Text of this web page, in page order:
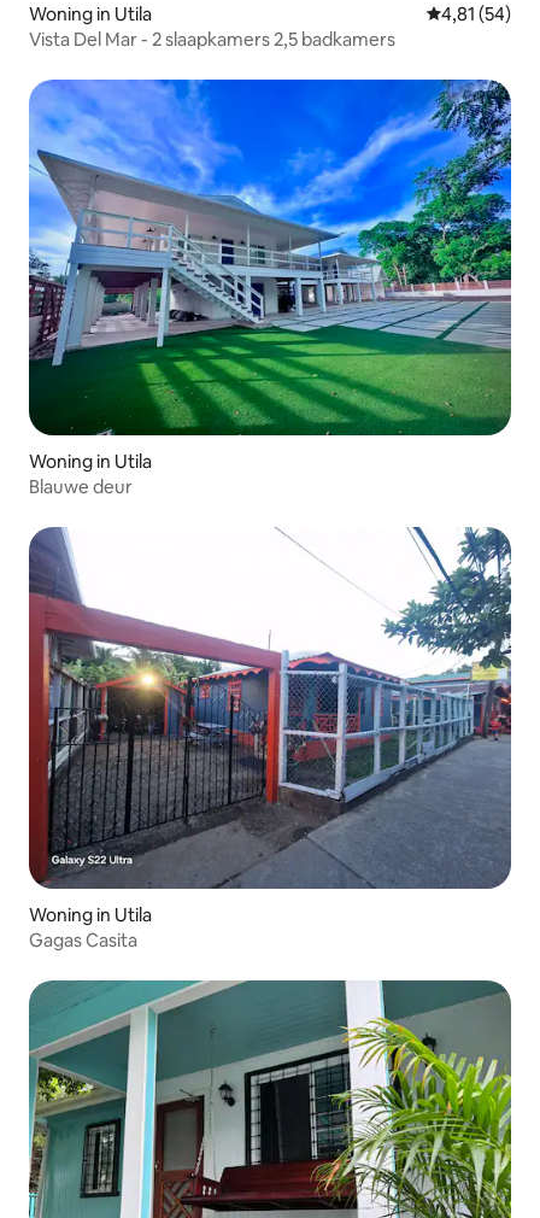
Woning in Utila Gemiddelde
4,81 (54)
Vista Del Mar - 2 slaapkamers 2,5 badkamers
Woning in Utila
Blauwe deur
Woning in Utila
Gagas Casita